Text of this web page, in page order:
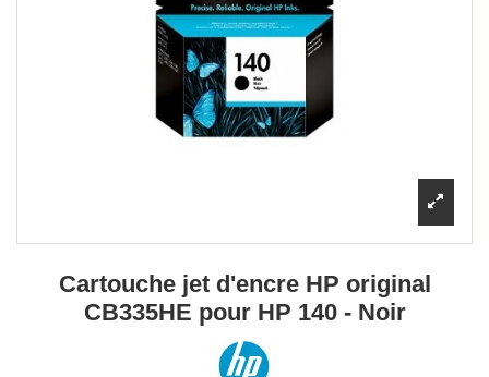
Cartouche jet d'encre HP original
CB335HE pour HP 140 - Noir